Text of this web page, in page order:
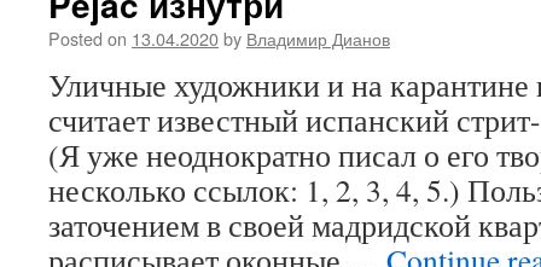
Posted on 13.04.2020by Владимир Дианов
Уличные художники и на карантине
считает известный испанский
(Я уже неоднократно писал о его
несколько ссылок: 1, 2, 3, 4, 5.)
заточением в своей мадридской